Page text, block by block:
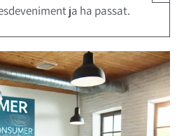
ja ha passat.